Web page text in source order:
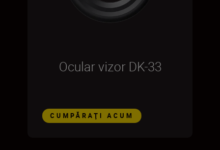
Ocular vizor DK-33
CUMPĂRAŢI ACUM